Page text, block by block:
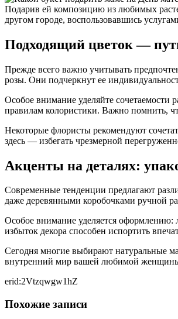
Подарив ей композицию из любимых
другом городе, воспользовавшись
Подходящий цветок —
Прежде всего важно учитывать
розы. Они подчеркнут ее
Особое внимание уделяйте сочетаемости
правилам колористики. Важно помнить,
Некоторые флористы рекомендуют
здесь — избегать чрезмерной
Акценты на деталях:
Современные тенденции предлагают
даже деревянными коробочками ручной
Особое внимание уделяется оформлению:
избыток декора способен испортить
Сегодня многие выбирают натуральные
внутренний мир вашей любимой женщины.
erid:2Vtzqwgw1hZ
Похожие записи